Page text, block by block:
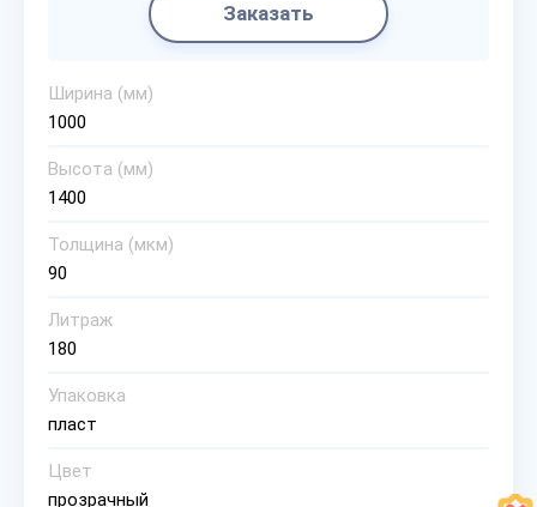
Заказать
Ширина (мм)
1000
Высота (мм)
1400
Толщина (мкм)
90
Литраж
180
Упаковка
пласт
Цвет
прозрачный